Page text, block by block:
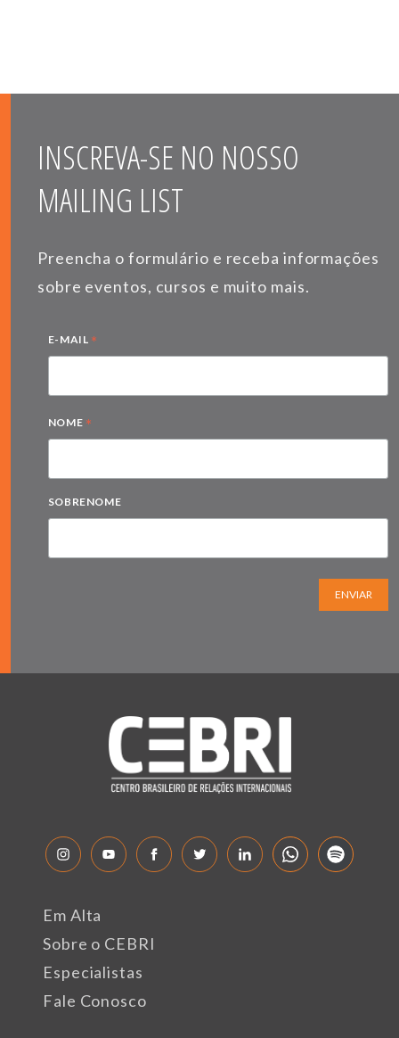
INSCREVA-SE NO NOSSO
MAILING LIST
Preencha o formulário e receba informações
sobre eventos, cursos e muito mais.
E-MAIL *
NOME *
SOBRENOME
ENVIAR
Em Alta
Sobre o CEBRI
Especialistas
Fale Conosco